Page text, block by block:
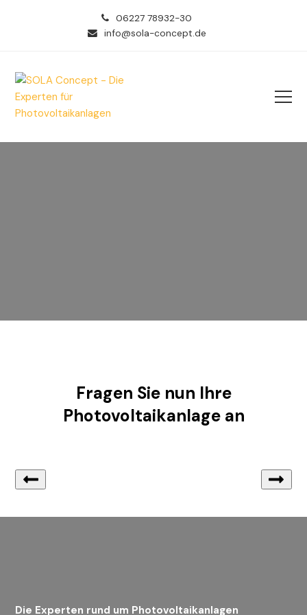
06227 78932-30
info@sola-concept.de
Fragen Sie nun Ihre
Photovoltaikanlage an
Die Experten rund um Photovoltaikanlagen